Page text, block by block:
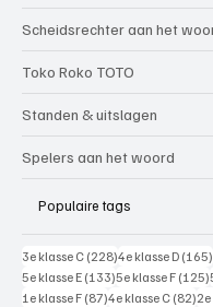
Scheidsrechter aan het
Toko Roko TOTO
Standen & uitslagen
Spelers aan het woord
Populaire tags
3e klasse C (228)228 posts
4e klasse D (165)
5e klasse E (133)133 posts
5e klasse F (125)
1e klasse F (87)87 posts
4e klasse C (82)82